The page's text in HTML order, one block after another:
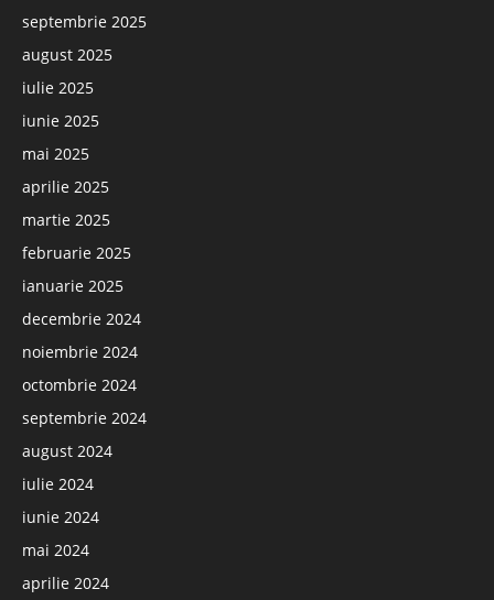
septembrie 2025
august 2025
iulie 2025
iunie 2025
mai 2025
aprilie 2025
martie 2025
februarie 2025
ianuarie 2025
decembrie 2024
noiembrie 2024
octombrie 2024
septembrie 2024
august 2024
iulie 2024
iunie 2024
mai 2024
aprilie 2024